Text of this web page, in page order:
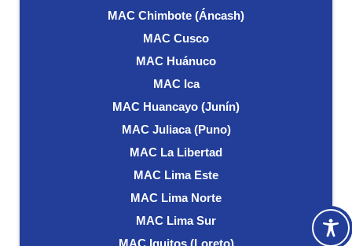
MAC Chimbote (Áncash)
MAC Cusco
MAC Huánuco
MAC Ica
MAC Huancayo (Junín)
MAC Juliaca (Puno)
MAC La Libertad
MAC Lima Este
MAC Lima Norte
MAC Lima Sur
MAC Iquitos (Loreto)